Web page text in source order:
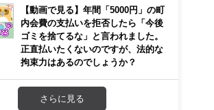
【動画で見る】年間「5000円」の町
内会費の支払いを拒否したら「今後
ゴミを捨てるな」と言われました。
正直払いたくないのですが、法的な
拘束力はあるのでしょうか？
さらに見る